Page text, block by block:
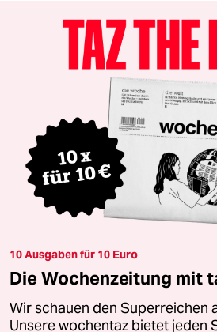
10 Ausgaben für 10 Euro
Die Wochenzeitung mit
Wir schauen den Superreichen
Unsere wochentaz bietet jeden